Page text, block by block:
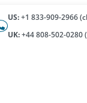
US:+1 833-909-2966
UK:+44 808-502-